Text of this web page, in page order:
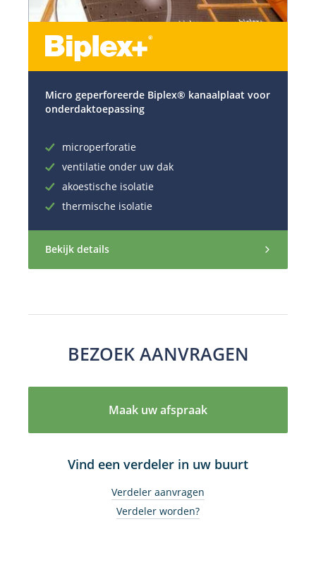
Micro geperforeerde Biplex® kanaalplaat voor
onderdaktoepassing
microperforatie
ventilatie onder uw dak
akoestische isolatie
thermische isolatie
Bekijk details
BEZOEK AANVRAGEN
Maak uw afspraak
Vind een verdeler in uw buurt
Verdeler aanvragen
Verdeler worden?